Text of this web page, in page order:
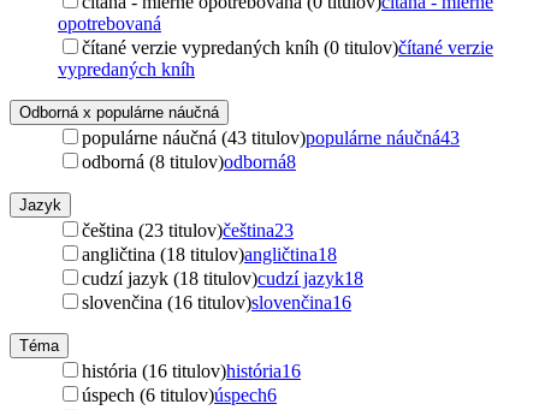
opotrebovaná
čítané verzie vypredaných kníh (0 titulov)čítané verzie
vypredaných kníh
Odborná x populárne náučná
populárne náučná (43 titulov)populárne náučná43
odborná (8 titulov)odborná8
Jazyk
čeština (23 titulov)čeština23
angličtina (18 titulov)angličtina18
cudzí jazyk (18 titulov)cudzí jazyk18
slovenčina (16 titulov)slovenčina16
Téma
história (16 titulov)história16
úspech (6 titulov)úspech6